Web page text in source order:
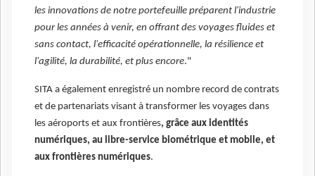
les innovations de notre portefeuille préparent l'industrie
pour les années à venir, en offrant des voyages fluides et
sans contact, l'efficacité opérationnelle, la résilience et
l'agilité, la durabilité, et plus encore."
SITA a également enregistré un nombre record de contrats
et de partenariats visant à transformer les voyages dans
les aéroports et aux frontières, grâce aux identités
numériques, au libre-service biométrique et mobile, et
aux frontières numériques.